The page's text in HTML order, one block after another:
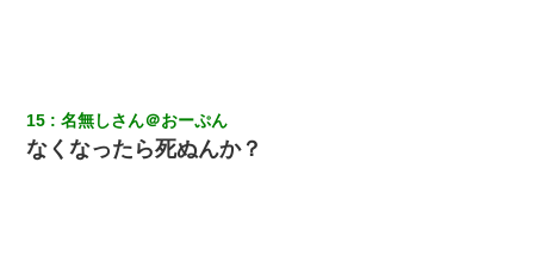
15 名無しさん＠おーぷん
なくなったら死ぬんか？